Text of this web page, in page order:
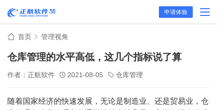
申请体验
首页 管理视角
仓库管理的水平高低，这几个指标说了算
作者：正航软件 2021-08-05 仓库管理
随着国家经济的快速发展，无论是制造业、还是贸易业，仓